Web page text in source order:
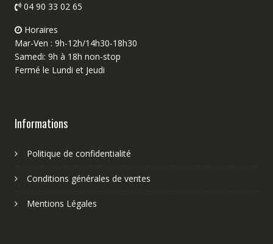
04 90 33 02 65
Horaires
Mar-Ven : 9h-12h/14h30-18h30
Samedi: 9h à 18h non-stop
Fermé le Lundi et Jeudi
Informations
Politique de confidentialité
Conditions générales de ventes
Mentions Légales